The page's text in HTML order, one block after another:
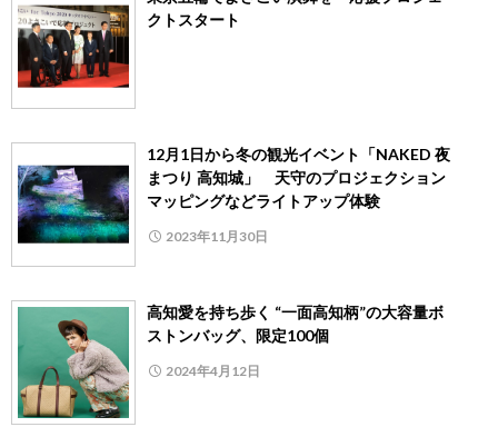
クトスタート
12月1日から冬の観光イベント「NAKED 夜
まつり 高知城」 天守のプロジェクション
マッピングなどライトアップ体験
2023年11月30日
高知愛を持ち歩く “一面高知柄”の大容量ボ
ストンバッグ、限定100個
2024年4月12日